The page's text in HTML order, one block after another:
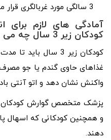
3 سالگی مورد غربالگری قرار می‌ گیرند.
آمادگی‌ های لازم برای
کودکان زیر 3 سال چه می‌ باشد؟
کودکان زیر 3 سال
غذاهای حاوی گندم یا جو
واکنش نشان دهد و اتو آنتی‌
پزشک متخصص گوارش کودکان
و همچنین کودکانی که اسهال
دهند.